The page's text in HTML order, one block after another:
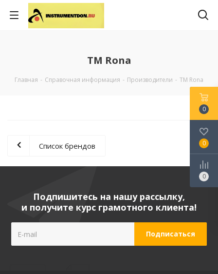
ТМ Rona
Главная - Справочная информация - Производители - ТМ Rona
Список брендов
Подпишитесь на нашу рассылку,
и получите курс грамотного клиента!
0
0
0